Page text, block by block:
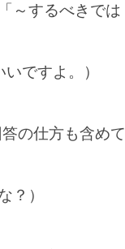
～するべきでは
ですよ。）
の仕方も含めて
？）